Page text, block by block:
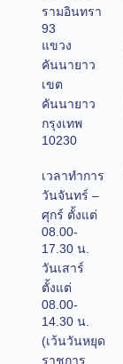
รามอินทรา
93
แขวง
คันนายาว
เขต
คันนายาว
กรุงเทพ
10230
เวลาทำการ
วันจันทร์ –
ศุกร์ ตั้งแต่
08.00-
17.30 น.
วันเสาร์
ตั้งแต่
08.00-
14.30 น.
(เว้นวันหยุด
ราชการ